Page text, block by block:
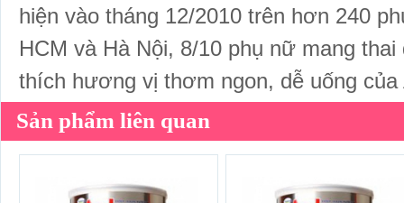
hiện vào tháng 12/2010 trên hơn 240
HCM và Hà Nội, 8/10 phụ nữ mang
thích hương vị thơm ngon, dễ uống
Sản phẩm liên quan